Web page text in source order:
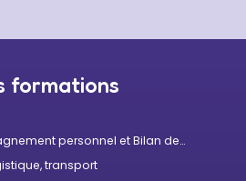
formations
personnel et Bilan de
transport